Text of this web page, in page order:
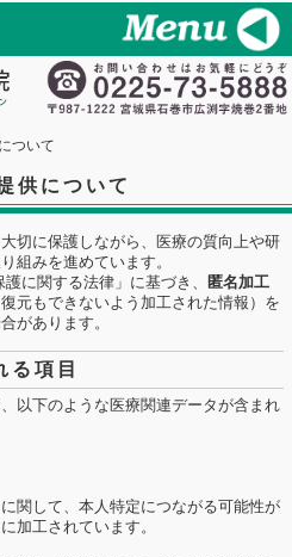
ついて
供について
切に保護しながら、医療の質向上や研
組みを進めています。
に関する法律」に基づき、
匿名加工
元もできないよう加工された情報）を
があります。
る項目
以下のような医療関連データが含まれ
関して、本人特定につながる可能性が
加工されています。